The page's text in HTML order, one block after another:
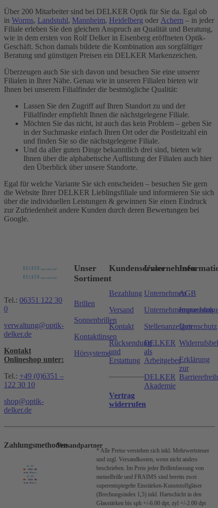
Über 200 Mitarbeiter sind bei DELKER Optik für Sie da. Egal ob
in Worms, Landstuhl, Mannheim, Heidelberg oder Achern – in jeder
Filiale erleben Sie den gleichen Anspruch an Qualität und Beratung,
wie in dem ersten von Rolf Delker in Eisenberg eröffneten Optik-
Geschäft. Schon damals bildete die Kombination aus sorgfältiger
Beratung und günstigen Preisen ein DELKER Markenzeichen.
Überzeugen auch Sie sich davon und besuchen Sie eine unserer
Filialen in Ihrer Nähe. Genau wie in unseren Filialen bieten wir
Ihnen bei unserem Filialfinder die bestmögliche Qualität:
Lassen Sie den Zugriff auf Ihren Standort zu und der
Filialfinder empfiehlt Ihnen die nächstgelegene Filiale.
Möchten Sie das nicht, ist auch das kein Problem – geben Sie
in der Suchmaske einfach Ihren Ort oder die Postleitzahl ein
und finden Sie so die nächstgelegene Filiale.
Und da aller guten Dinge bekanntlich drei sind, bieten wir
Ihnen über die alphabetische Auflistung der Filialen auch hier
den Überblick über unsere Standorte.
Egal für welche Variante Sie sich entscheiden – besuchen Sie gern
die Website Ihrer DELKER Lieblingsfiliale und informieren Sie sich
über die individuellen Leistungen & gewinnen Sie einen Eindruck
zur Zufriedenheit andere Kunden durch deren Bewertungen bei
Google.
Tel.: 06351 122 30
0
verwaltung@optik-
delker.de
Kontakt
Onlineshop unter:
Tel.: +49 (0)6351 –
122 30 10
shop@optik-
delker.de
Unser
Sortiment
Brillen
Sonnenbrillen
Kontaktlinsen
Hörsysteme
Kundenservice
Bezahlung
Versand
Kontakt
Rücksendung
und
Erstattung
Vertrag
widerrufen
Unternehmen
Unternehmen
Stellenanzeigen
DELKER
als
Arbeitgeber
DELKER
Akademie
AGB
Impressum
Datenschutz
Erklärung
zur
ZahlungsmethodenVersandpartner
* Alle Preise verstehen sich inkl. Mehrwertsteuer
und zzgl. Versandkosten, wenn nicht anders
beschrieben. Im Preis jeder Brillenfassung von
meineBrille und FRAIMS sind bereits zwei
superentspiegelte Einstärken-Kunststoffgläser
(Brechungsindex 1,5) inkl. Hartschicht in den
Glasstärken bis sph +/-6.00 dpt, zyl +/-2.00 dpt